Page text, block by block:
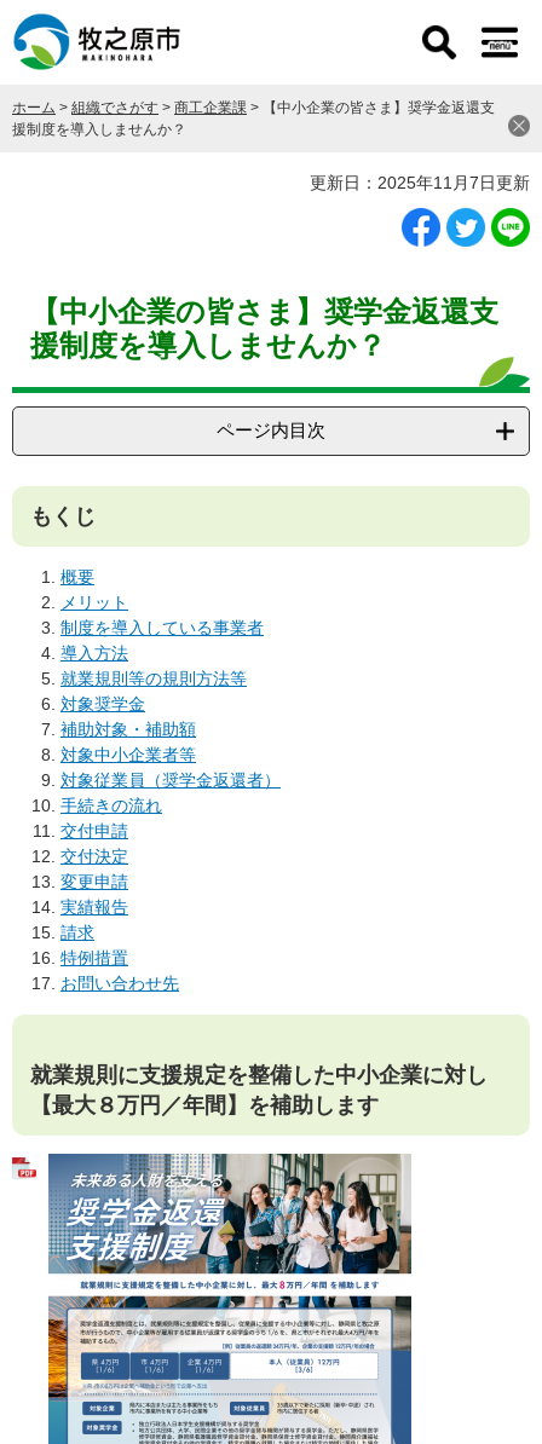
ー
先
頭
ニ
を
飛
ホーム > 組織でさがす > 商工企業課 >
【中小企業の皆さま】奨学金返還支
援制度を導入しませんか？
更新日：2025年11月7日更新
【中小企業の皆さま】奨学金返還支
援制度を導入しませんか？
ページ内目次
もくじ
概要
メリット
制度を導入している事業者
導入方法
就業規則等の規則方法等
対象奨学金
補助対象・補助額
対象中小企業者等
対象従業員（奨学金返還者）
手続きの流れ
交付申請
交付決定
変更申請
実績報告
請求
特例措置
お問い合わせ先
就業規則に支援規定を整備した中小企業に対し
【最大８万円／年間】を補助します